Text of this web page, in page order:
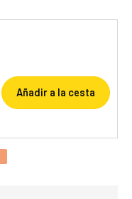
Añadir a la cesta